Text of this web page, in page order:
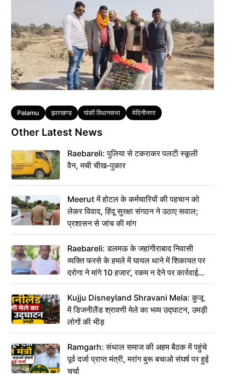
Tags
Palamu झारखण्ड पांकी विधानसभा मेदिनीनगर
Other Latest News
Raebareli: पुलिया से टकराकर पलटी स्कूली
वैन, मची चीख-पुकार
Meerut में होटल के कर्मचारियों की पहचान को
लेकर विवाद, हिंदू सुरक्षा संगठन ने उठाए सवाल;
प्रशासन से जांच की मांग
Raebareli: डलमऊ के जहांगीराबाद निवासी
व्यक्ति फरसे के हमले में घायल थाने में शिकायत पर
दरोगा ने मांगे 10 हजार’, रकम न देने पर कार्रवाई
ठंडी!
Kujju Disneyland Shravani Mela: कुजू
में डिजनीलैंड श्रावणी मेले का भव्य उद्घाटन, उमड़ी
लोगों की भीड़
Ramgarh: संथाल समाज की अहम बैठक में पहुंचे
पूर्व दर्जा प्राप्त मंत्री, मरांग बुरू बचाओ संघर्ष पर हुई
चर्चा